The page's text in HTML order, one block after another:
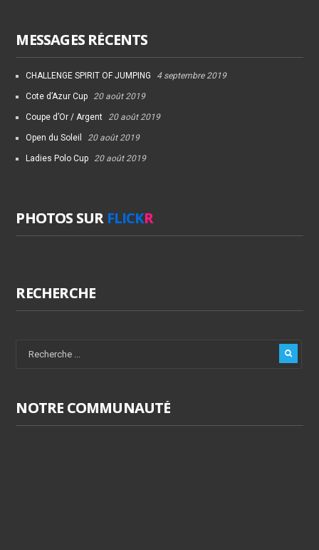
MESSAGES RÉCENTS
CHALLENGE SPIRIT OF JUMPING 4 septembre 2019
Cote d’Azur Cup 20 août 2019
Coupe d’Or / Argent 20 août 2019
Open du Soleil 20 août 2019
Ladies Polo Cup 20 août 2019
PHOTOS SUR FLICKR
RECHERCHE
NOTRE COMMUNAUTÉ